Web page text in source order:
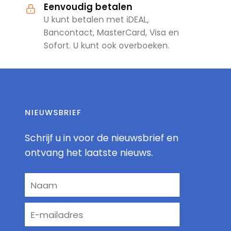
Eenvoudig betalen
U kunt betalen met iDEAL,
Bancontact, MasterCard, Visa en
Sofort. U kunt ook overboeken.
NIEUWSBRIEF
Schrijf u in voor de nieuwsbrief en
ontvang het laatste nieuws.